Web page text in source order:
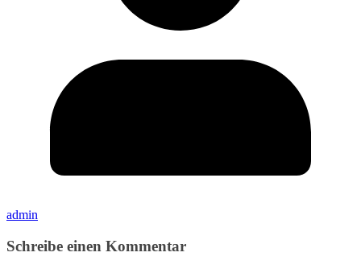
admin
Schreibe einen Kommentar